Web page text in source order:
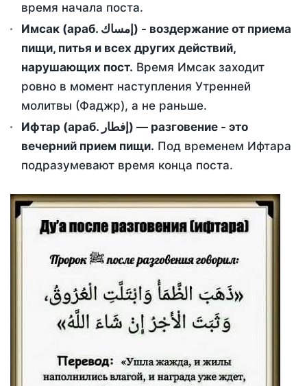
время начала поста.
Имсак (араб. إمساك) - воздержание от приема
пищи, питья и всех других действий,
нарушающих пост. Время Имсак заходит
ровно в момент наступления Утренней
молитвы (Фаджр), а не раньше.
Ифтар (араб. إفطار) — разговение - это
вечерний прием пищи. Под временем Ифтара
подразумевают время конца поста.